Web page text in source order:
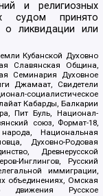
и религиозных
судом принято
о ликвидации или
Кубанской Духовно
Славянская Община,
Семинария Духовное
Джамаат, Свидетели
социалистическое
Кабарды, Балкарии
Пит Буль, Национал-
союз, Формат-18,
Национальная
Духовно-Родовая
Древнерусской
Инглингов, Русский
иммиграции,
объединениях, Омская
движения Русское